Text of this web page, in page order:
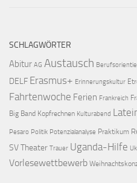
SCHLAGWÖRTER
Abitur AG Austausch
DELF Erasmus+ Erinnerungskultur
Fahrtenwoche Ferien Frankreich
Big Band Kopfrechnen Kulturabend
Pesaro Politik Potenzialanalyse Praktikum
SVTheater Trauer Uganda-Hilfe
Vorlesewettbewerb